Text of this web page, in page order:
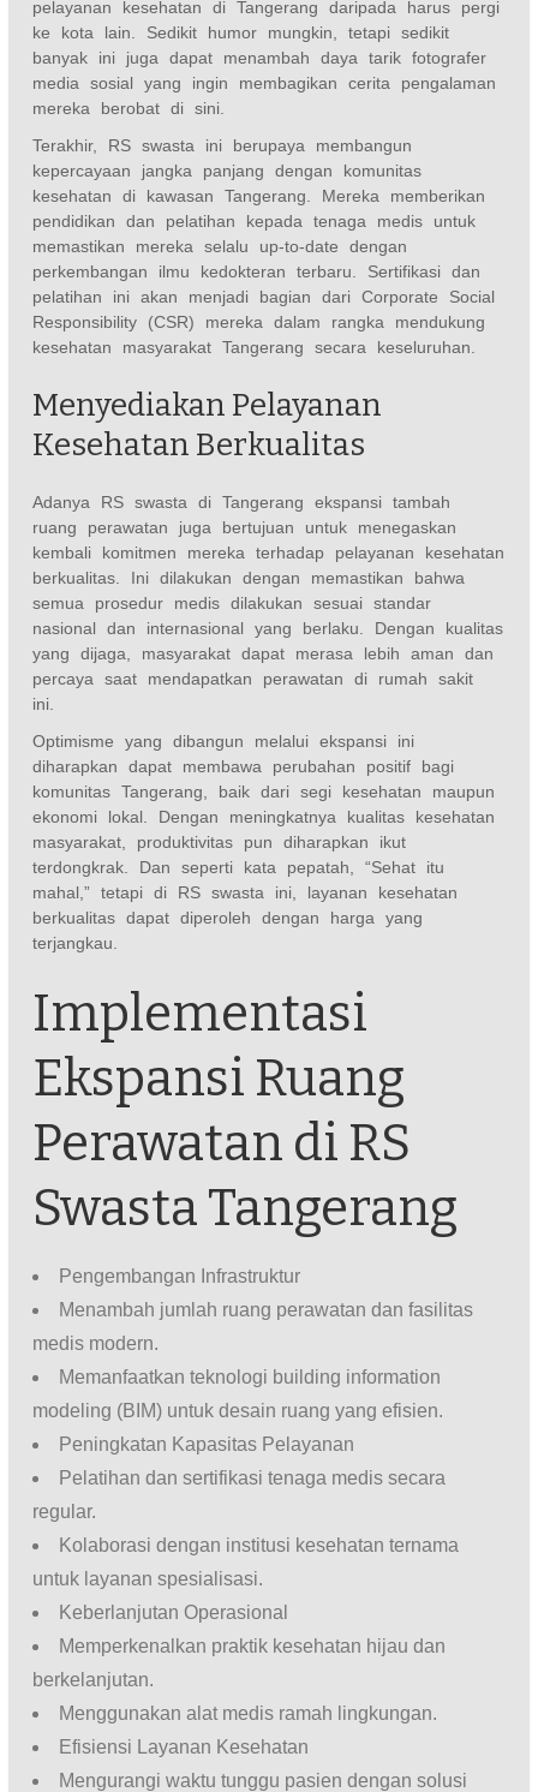
pelayanan kesehatan di Tangerang daripada harus pergi
ke kota lain. Sedikit humor mungkin, tetapi sedikit
banyak ini juga dapat menambah daya tarik fotografer
media sosial yang ingin membagikan cerita pengalaman
mereka berobat di sini.
Terakhir, RS swasta ini berupaya membangun
kepercayaan jangka panjang dengan komunitas
kesehatan di kawasan Tangerang. Mereka memberikan
pendidikan dan pelatihan kepada tenaga medis untuk
memastikan mereka selalu up-to-date dengan
perkembangan ilmu kedokteran terbaru. Sertifikasi dan
pelatihan ini akan menjadi bagian dari Corporate Social
Responsibility (CSR) mereka dalam rangka mendukung
kesehatan masyarakat Tangerang secara keseluruhan.
Menyediakan Pelayanan
Kesehatan Berkualitas
Adanya RS swasta di Tangerang ekspansi tambah
ruang perawatan juga bertujuan untuk menegaskan
kembali komitmen mereka terhadap pelayanan kesehatan
berkualitas. Ini dilakukan dengan memastikan bahwa
semua prosedur medis dilakukan sesuai standar
nasional dan internasional yang berlaku. Dengan kualitas
yang dijaga, masyarakat dapat merasa lebih aman dan
percaya saat mendapatkan perawatan di rumah sakit
ini.
Optimisme yang dibangun melalui ekspansi ini
diharapkan dapat membawa perubahan positif bagi
komunitas Tangerang, baik dari segi kesehatan maupun
ekonomi lokal. Dengan meningkatnya kualitas kesehatan
masyarakat, produktivitas pun diharapkan ikut
terdongkrak. Dan seperti kata pepatah, “Sehat itu
mahal,” tetapi di RS swasta ini, layanan kesehatan
berkualitas dapat diperoleh dengan harga yang
terjangkau.
Implementasi
Ekspansi Ruang
Perawatan di RS
Swasta Tangerang
Pengembangan Infrastruktur
Menambah jumlah ruang perawatan dan fasilitas
medis modern.
Memanfaatkan teknologi building information
modeling (BIM) untuk desain ruang yang efisien.
Peningkatan Kapasitas Pelayanan
Pelatihan dan sertifikasi tenaga medis secara
regular.
Kolaborasi dengan institusi kesehatan ternama
untuk layanan spesialisasi.
Keberlanjutan Operasional
Memperkenalkan praktik kesehatan hijau dan
berkelanjutan.
Menggunakan alat medis ramah lingkungan.
Efisiensi Layanan Kesehatan
Mengurangi waktu tunggu pasien dengan solusi